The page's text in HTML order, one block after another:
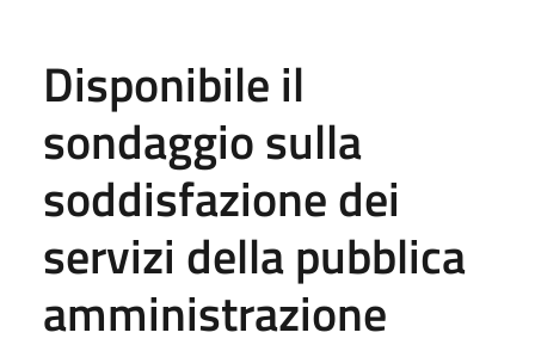
Disponibile il
sondaggio sulla
soddisfazione dei
servizi della pubblica
amministrazione